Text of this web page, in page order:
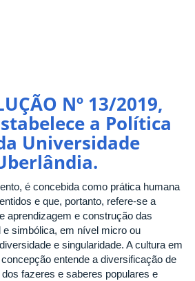
Nº 13/2019,
a Política
Universidade
é concebida como prática humana
e que, portanto, refere-se a
aprendizagem e construção das
simbólica, em nível micro ou
e singularidade. A cultura em
entende a diversificação de
fazeres e saberes populares e